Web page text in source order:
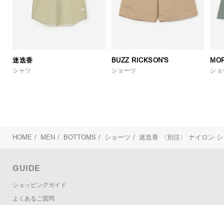
迷迭香
シャツ
BUZZ RICKSON'S
ショーツ シ
HOME / MEN / BOTTOMS / ショーツ / 迷迭香 〈別注〉 ナイロン
GUIDE
ショッピングガイド
よくあるご質問